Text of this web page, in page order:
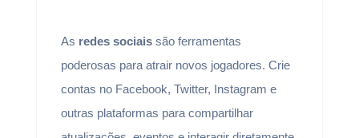
As redes sociaissão ferramentas
poderosas para atrair novos jogadores. Crie
contas no Facebook, Twitter, Instagram e
outras plataformas para compartilhar